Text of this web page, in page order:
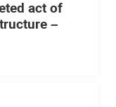
act of
–